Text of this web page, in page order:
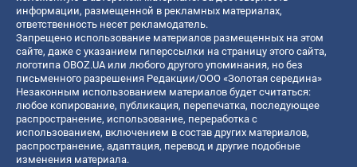
информации, размещенной в рекламных материалах,
ответственность несет рекламодатель.
Запрещено использование материалов размещенных на этом
сайте, даже с указанием гиперссылки на страницу этого сайта,
логотипа OBOZ.UA или любого другого упоминания, но без
письменного разрешения Редакции/ООО «Золотая середина»
Незаконным использованием материалов будет считаться:
любое копирование, публикация, перепечатка, последующее
распространение, использование, переработка с
использованием, включением в состав других материалов,
распространение, адаптация, перевод и другие подобные
изменения материала.